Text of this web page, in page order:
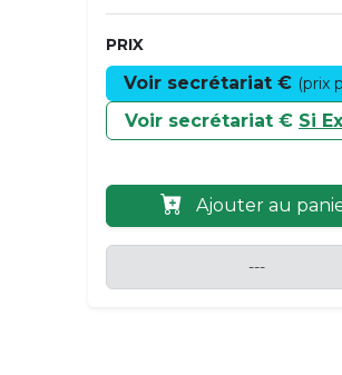
PRIX
Voir secrétariat € (prix
Voir secrétariat € Si
Ajouter au
---